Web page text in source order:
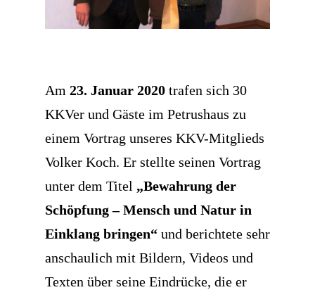
Am 23. Januar 2020 trafen sich 30
KKVer und Gäste im Petrushaus zu
einem Vortrag unseres KKV-Mitglieds
Volker Koch. Er stellte seinen Vortrag
unter dem Titel „Bewahrung der
Schöpfung – Mensch und Natur in
Einklang bringen“ und berichtete sehr
anschaulich mit Bildern, Videos und
Texten über seine Eindrücke, die er